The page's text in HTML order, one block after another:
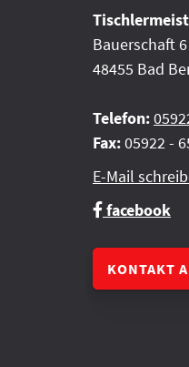
Bauerschaft 6
48455 Bad
Telefon:
Fax:05922 -
E-Mail
facebook
KONTAKT